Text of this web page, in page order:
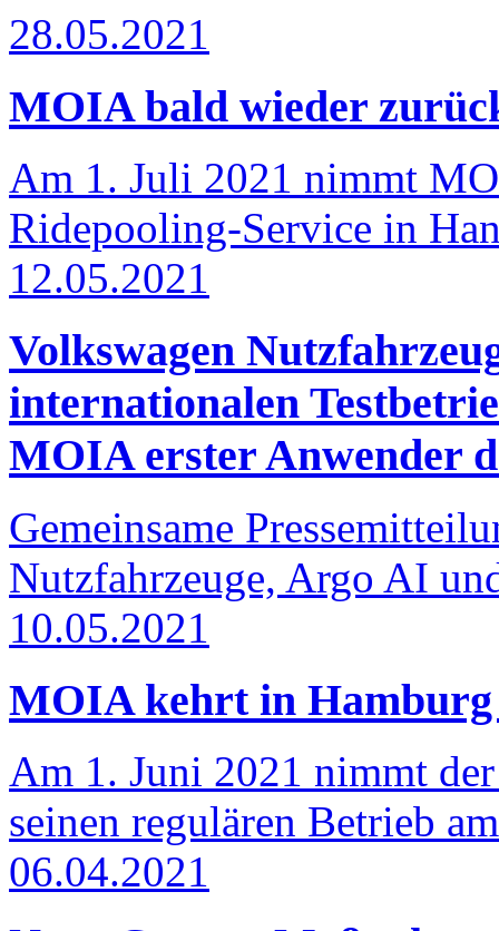
28.05.2021
MOIA bald wieder
Am 1. Juli 2021 nimmt
Ridepooling-Service in
12.05.2021
Volkswagen
internationalen
MOIA erster Anwender
Gemeinsame
Nutzfahrzeuge, Argo AI
10.05.2021
MOIA kehrt in Hamburg
Am 1. Juni 2021 nimmt
seinen regulären Betrieb
06.04.2021